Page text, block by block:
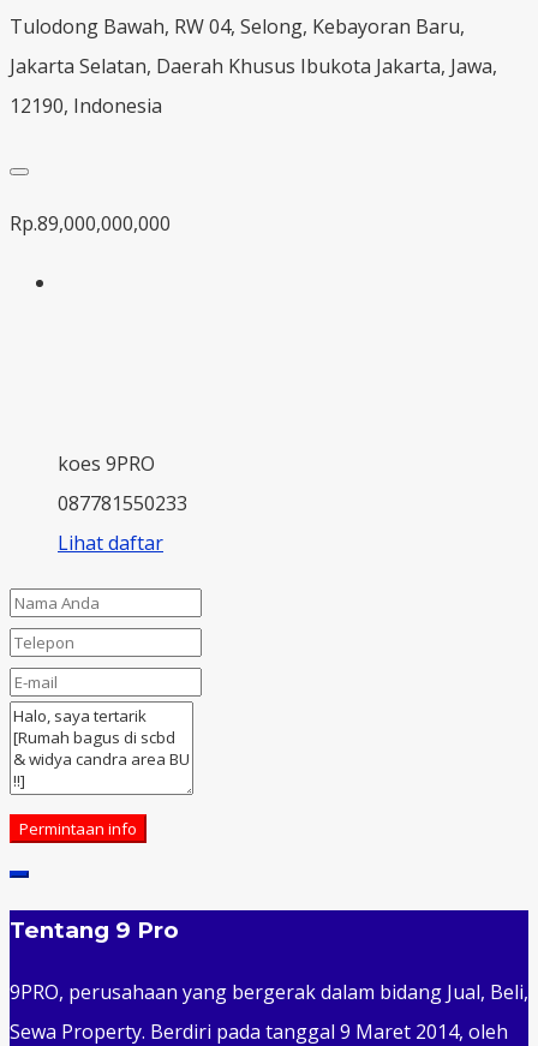
Tulodong Bawah, RW 04, Selong, Kebayoran Baru,
Jakarta Selatan, Daerah Khusus Ibukota Jakarta, Jawa,
12190, Indonesia
Rp.89,000,000,000
koes 9PRO
087781550233
Lihat daftar
Permintaan info
Tentang 9 Pro
9PRO, perusahaan yang bergerak dalam bidang Jual, Beli,
Sewa Property. Berdiri pada tanggal 9 Maret 2014, oleh